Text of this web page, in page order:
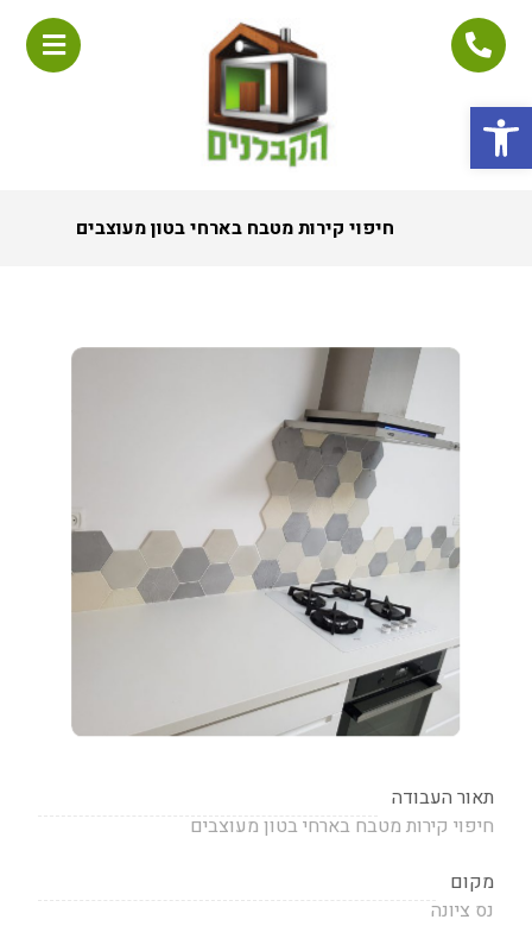
פתח סרגל נגישות
חיפוי קירות מטבח בארחי בטון מעוצבים
תאור העבודה
חיפוי קירות מטבח בארחי בטון מעוצבים
מקום
נס ציונה